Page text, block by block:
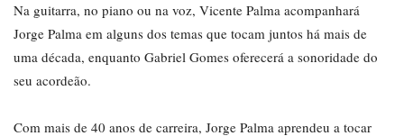
Na guitarra, no piano ou na voz, Vicente Palma acompanhará
Jorge Palma em alguns dos temas que tocam juntos há mais de
uma década, enquanto Gabriel Gomes oferecerá a sonoridade do
seu acordeão.
Com mais de 40 anos de carreira, Jorge Palma aprendeu a tocar